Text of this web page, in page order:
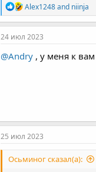
R
e
a
c
i
o
Alex1248and niinja
24 июл 2023
@Andry , у меня к
25 июл 2023
Осьминог сказал(а):